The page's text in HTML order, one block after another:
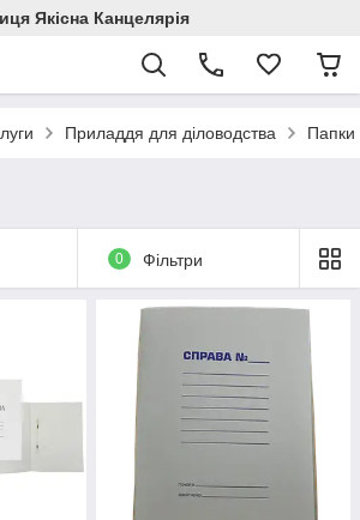
Якісна Канцелярія
Приладдя для діловодства Папки
0 Фільтри